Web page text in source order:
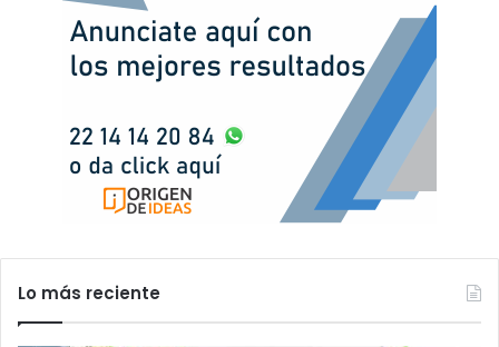
Lo más reciente